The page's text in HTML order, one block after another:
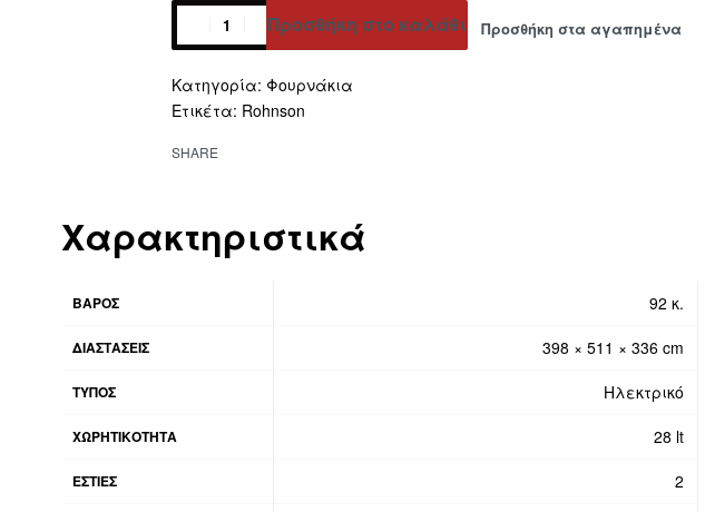
Προσθήκη στο καλάθι Προσθήκη στα αγαπημένα
Κατηγορία: Φουρνάκια
Ετικέτα: Rohnson
SHARE
Χαρακτηριστικά
ΒΆΡΟΣ 92 κ.
ΔΙΑΣΤΆΣΕΙΣ 398 × 511 × 336 cm
ΤΥΠΟΣ Ηλεκτρικό
ΧΩΡΗΤΙΚΟΤΗΤΑ 28 lt
ΕΣΤΙΕΣ 2